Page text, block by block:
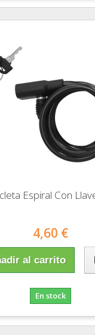
Espiral Con
4,60 €
al carrito
En stock